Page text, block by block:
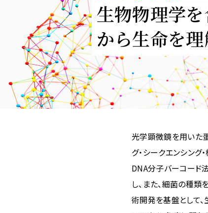
生物物理学
から生命を
光学顕微鏡を用いた
グ・シークエンシン
DNA分子バーコード
し、また、細菌の種
術開発を基盤として